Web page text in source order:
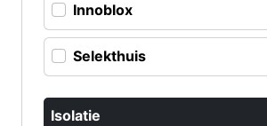
Innoblox
Selekthuis
Isolatie